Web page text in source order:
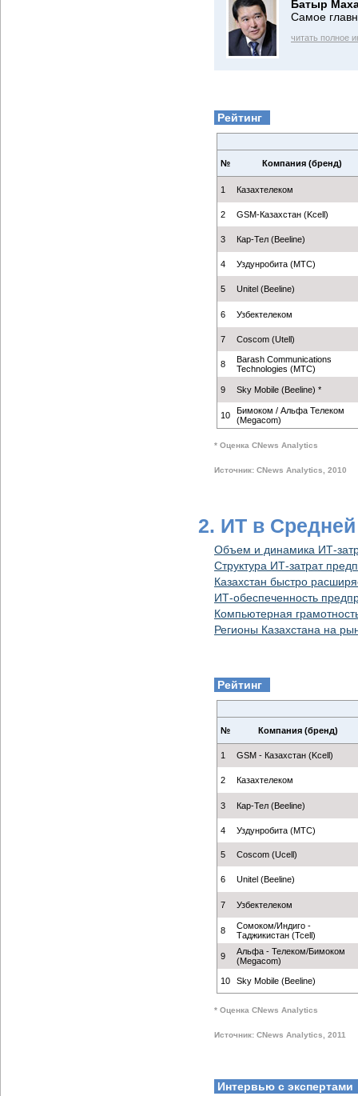
Батыр
Самое
читать полное
Рейтинг
№ Компания (бренд)
1 Казахтелеком
2 GSM-Казахстан (Kcell)
3 Кар-Тел (Beeline)
4 Уздунробита (МТС)
5 Unitel (Beeline)
6 Узбектелеком
7 Coscom (Utell)
8
Barash Communications
Technologies (МТС)
9 Sky Mobile (Beeline) *
10
Бимоком / Альфа Телеком
(Megacom)
* Оценка CNews Analytics
Источник: CNews Analytics, 2010
2. ИТ в
Объем и динамика ИТ-
Структура ИТ-затрат
Казахстан быстро
ИТ-обеспеченность
Компьютерная
Регионы Казахстана на
Рейтинг
№ Компания (бренд)
1 GSM - Казахстан (Kcell)
2 Казахтелеком
3 Кар-Тел (Beeline)
4 Уздунробита (МТС)
5 Coscom (Ucell)
6 Unitel (Beeline)
7 Узбектелеком
8
Сомоком/Индиго -
Таджикистан (Tcell)
9
Альфа - Телеком/Бимоком
(Megacom)
10 Sky Mobile (Beeline)
* Оценка CNews Analytics
Источник: CNews Analytics, 2011
Интервью с экспертами